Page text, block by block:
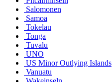
Salomonen
Samoa
Tokelau
Tonga
Tuvalu
UNO
US Minor Outlying Islands
Vanuatu